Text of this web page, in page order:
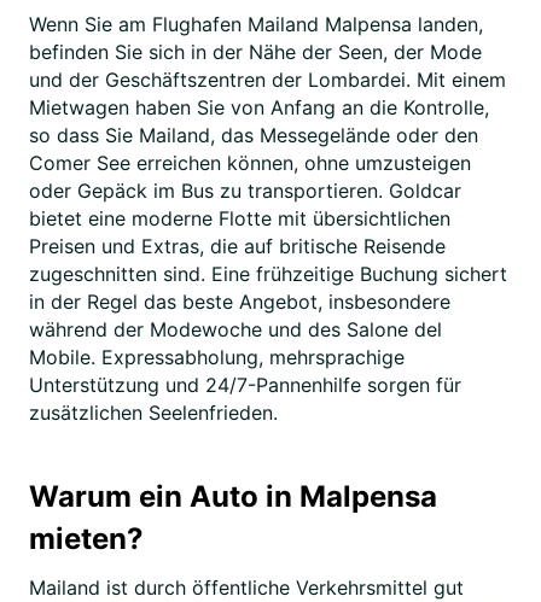
Wenn Sie am Flughafen Mailand Malpensa landen,
befinden Sie sich in der Nähe der Seen, der Mode
und der Geschäftszentren der Lombardei. Mit einem
Mietwagen haben Sie von Anfang an die Kontrolle,
so dass Sie Mailand, das Messegelände oder den
Comer See erreichen können, ohne umzusteigen
oder Gepäck im Bus zu transportieren. Goldcar
bietet eine moderne Flotte mit übersichtlichen
Preisen und Extras, die auf britische Reisende
zugeschnitten sind. Eine frühzeitige Buchung sichert
in der Regel das beste Angebot, insbesondere
während der Modewoche und des Salone del
Mobile. Expressabholung, mehrsprachige
Unterstützung und 24/7-Pannenhilfe sorgen für
zusätzlichen Seelenfrieden.
Warum ein Auto in Malpensa
mieten?
Mailand ist durch öffentliche Verkehrsmittel gut